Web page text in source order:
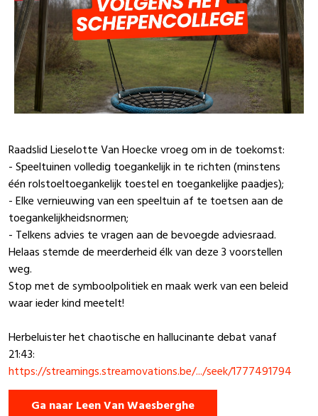
Raadslid Lieselotte Van Hoecke vroeg om in de toekomst:
-Speeltuinen volledig toegankelijk in te richten (minstens
één rolstoeltoegankelijk toestel en toegankelijke paadjes);
- Elke vernieuwing van een speeltuin af te toetsen aan de
toegankelijkheidsnormen;
- Telkens advies te vragen aan de bevoegde adviesraad.
Helaas stemde de meerderheid élk van deze 3 voorstellen
weg.
Stop met de symboolpolitiek en maak werk van een beleid
waar ieder kind meetelt!
Herbeluister het chaotische en hallucinante debat vanaf
21:43:
https://streamings.streamovations.be/.../seek/1777491794
Ga naar Leen Van Waesberghe